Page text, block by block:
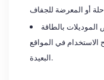
بالطاقة
الاستخدام في المواقع
البعيدة.